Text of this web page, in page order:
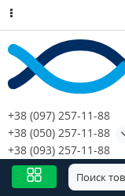
+38 (097) 257-11-88
+38 (050) 257-11-88
+38 (093) 257-11-88